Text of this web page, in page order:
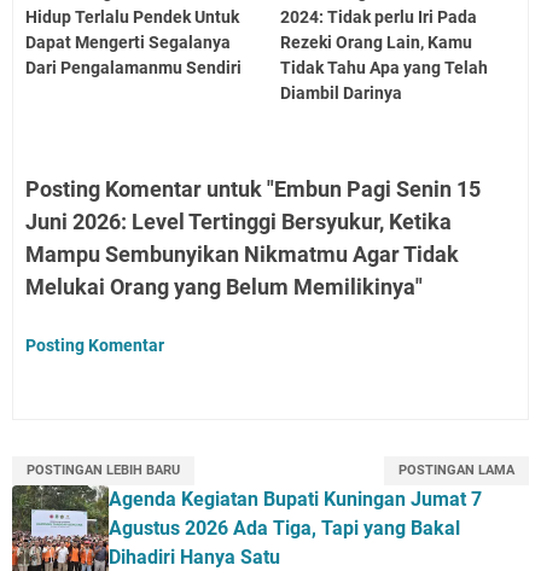
Hidup Terlalu Pendek Untuk
Dapat Mengerti Segalanya
Dari Pengalamanmu Sendiri
2024: Tidak perlu Iri Pada
Rezeki Orang Lain, Kamu
Tidak Tahu Apa yang Telah
Diambil Darinya
Posting Komentar untuk "Embun Pagi Senin 15
Juni 2026: Level Tertinggi Bersyukur, Ketika
Mampu Sembunyikan Nikmatmu Agar Tidak
Melukai Orang yang Belum Memilikinya"
Posting Komentar
POSTINGAN LEBIH BARU POSTINGAN LAMA
Agenda Kegiatan Bupati Kuningan Jumat 7
Agustus 2026 Ada Tiga, Tapi yang Bakal
Dihadiri Hanya Satu